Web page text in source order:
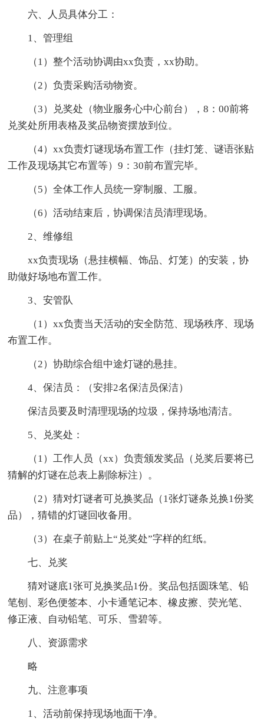
六、人员具体分工：
1、管理组
（1）整个活动协调由xx负责，xx协助。
（2）负责采购活动物资。
（3）兑奖处（物业服务心中心前台），8：00前将
兑奖处所用表格及奖品物资摆放到位。
（4）xx负责灯谜现场布置工作（挂灯笼、谜语张贴
工作及现场其它布置等）9：30前布置完毕。
（5）全体工作人员统一穿制服、工服。
（6）活动结束后，协调保洁员清理现场。
2、维修组
xx负责现场（悬挂横幅、饰品、灯笼）的安装，协
助做好场地布置工作。
3、安管队
（1）xx负责当天活动的安全防范、现场秩序、现场
布置工作。
（2）协助综合组中途灯谜的悬挂。
4、保洁员：（安排2名保洁员保洁）
保洁员要及时清理现场的垃圾，保持场地清洁。
5、兑奖处：
（1）工作人员（xx）负责颁发奖品（兑奖后要将已
猜解的灯谜在总表上剔除标注）。
（2）猜对灯谜者可兑换奖品（1张灯谜条兑换1份奖
品），猜错的灯谜回收备用。
（3）在桌子前贴上“兑奖处”字样的红纸。
七、兑奖
猜对谜底1张可兑换奖品1份。奖品包括圆珠笔、铅
笔刨、彩色便签本、小卡通笔记本、橡皮擦、荧光笔、
修正液、自动铅笔、可乐、雪碧等。
八、资源需求
略
九、注意事项
1、活动前保持现场地面干净。